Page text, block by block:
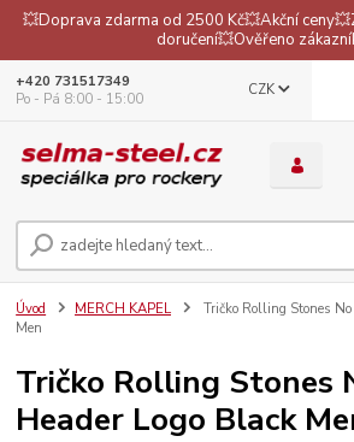
💥Doprava zdarma od 2500 Kč💥Akční
doručení💥Ověřeno
CZK
+420 731517349
Po - Pá 8:00 - 15:00
Úvod MERCH KAPEL
Tričko Rolling Stones
Men
Tričko Rolling Stones
Header Logo Black